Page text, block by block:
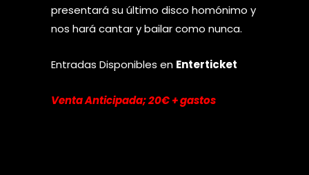
presentará su último disco homónimo y
nos hará cantar y bailar como nunca.
Entradas Disponibles en Enterticket
Venta Anticipada; 20€ + gastos